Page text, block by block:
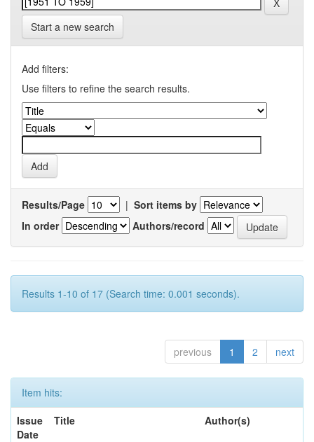
Start a new search
Add filters:
Use filters to refine the search results.
Results/Page | Sort items by
In order
Authors/record
Results 1-10 of 17 (Search time: 0.001 seconds).
previous 1 2 next
Item hits:
Issue
Date
Title Author(s)